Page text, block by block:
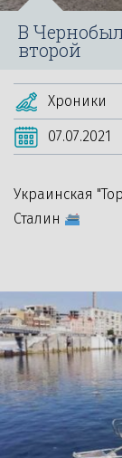
В
второй
Хроники
07.07.2021
Украинская
Сталин